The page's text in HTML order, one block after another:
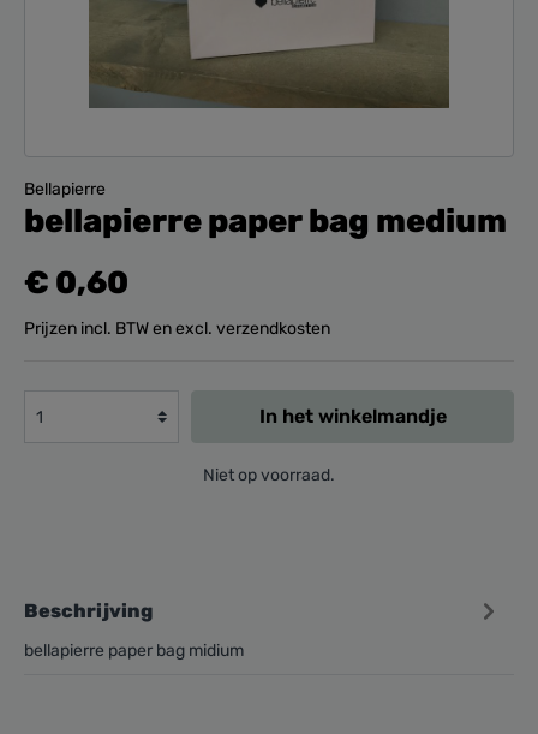
Bellapierre
bellapierre paper bag medium
€ 0,60
Prijzen incl. BTW en excl. verzendkosten
In het winkelmandje
Niet op voorraad.
Beschrijving
bellapierre paper bag midium